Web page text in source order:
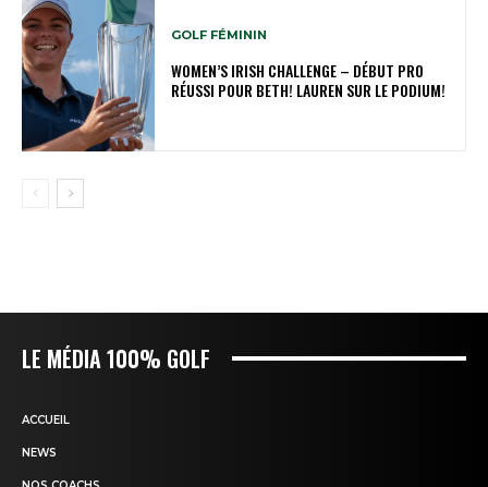
GOLF FÉMININ
WOMEN’S IRISH CHALLENGE – DÉBUT PRO
RÉUSSI POUR BETH! LAUREN SUR LE PODIUM!
LE MÉDIA 100% GOLF
ACCUEIL
NEWS